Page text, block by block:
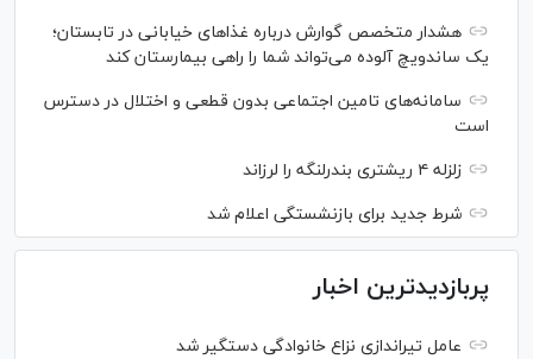
هشدار متخصص گوارش درباره غذا‌های خیابانی در تابستان؛
یک ساندویچ آلوده می‌تواند شما را راهی بیمارستان کند
سامانه‌های تامین اجتماعی بدون قطعی و اختلال در دسترس
است
زلزله ۴ ریشتری بندرلنگه را لرزاند
شرط جدید برای بازنشستگی اعلام شد
پربازدیدترین اخبار
عامل تیراندازی نزاع خانوادگی دستگیر شد